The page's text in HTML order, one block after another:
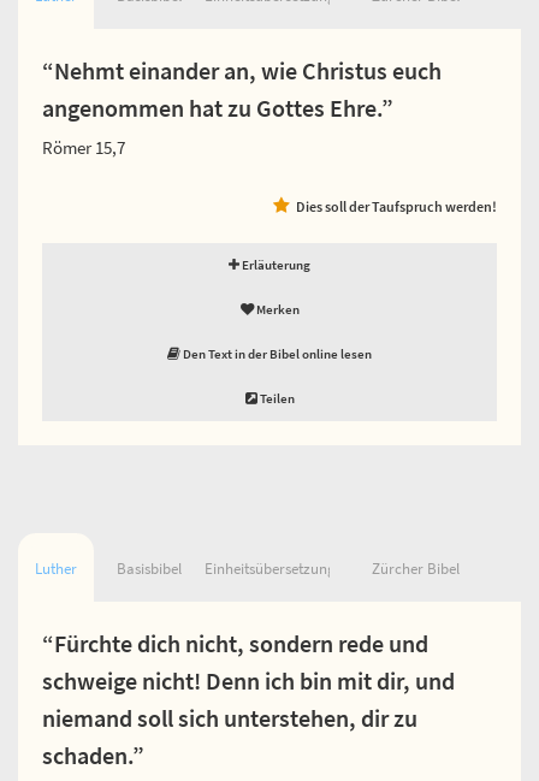
“Nehmt einander an, wie Christus euch
angenommen hat zu Gottes Ehre.”
Römer 15,7
Dies soll der Taufspruch werden!
Erläuterung
Merken
Den Text in der Bibel online lesen
Teilen
Luther Basisbibel Einheitsübersetzung Zürcher Bibel
“Fürchte dich nicht, sondern rede und
schweige nicht! Denn ich bin mit dir, und
niemand soll sich unterstehen, dir zu
schaden.”